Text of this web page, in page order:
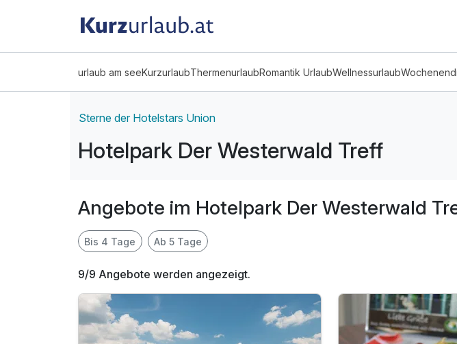
urlaub am seeKurzurlaubThermenurlaubRomantik UrlaubWellnessurlaub
Sterne der Hotelstars Union
Hotelpark Der Westerwald Treff
Angebote im Hotelpark Der Westerwald
Bis 4 Tage Ab 5 Tage
9/9 Angebote werden angezeigt.